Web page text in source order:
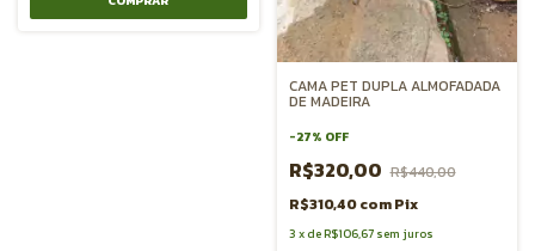
CAMA PET DUPLA ALMOFADADA
DE MADEIRA
-27% OFF
R$320,00 R$440,00
R$310,40comPix
3 xdeR$106,67 sem juros